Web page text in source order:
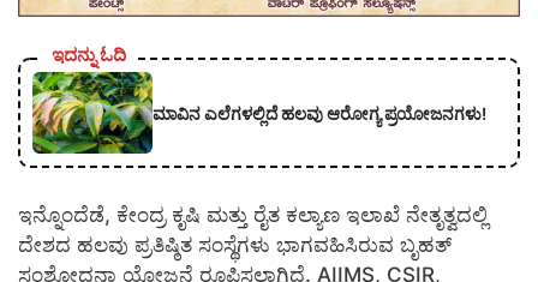
ಇದನ್ನು ಓದಿ
ಮಾವಿನ ಎಲೆಗಳಲ್ಲಿದೆ ಹಲವು ಆರೋಗ್ಯ ಪ್ರಯೋಜನಗಳು!
ಇನ್ನೊಂದೆಡೆ, ಕೇಂದ್ರ ಕೃಷಿ ಮತ್ತು ರೈತ ಕಲ್ಯಾಣ ಇಲಾಖೆ ನೇತೃತ್ವದಲ್ಲಿ
ದೇಶದ ಹಲವು ಪ್ರತಿಷ್ಠಿತ ಸಂಸ್ಥೆಗಳು ಭಾಗವಹಿಸಿರುವ ಬೃಹತ್
ಸಂಶೋಧನಾ ಯೋಜನೆ ರೂಪಿಸಲಾಗಿದೆ. AIIMS, CSIR,